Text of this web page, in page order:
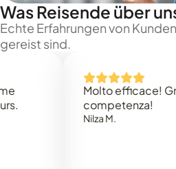
Was Reisende über
Echte Erfahrungen von
gereist sind.
Molto efficace! Grazie
competenza!